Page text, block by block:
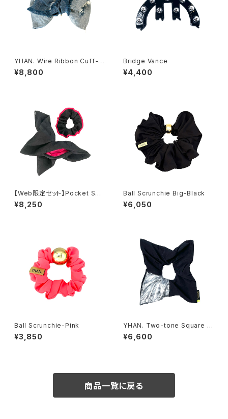
YHAN. Wire Ribbon Cuff-D
ENIM
¥8,800
Bridge Vance
¥4,400
【Web限定セット】Pocket Squ
are Scrunchie & minishush
u set -BLACK
¥8,250
Ball Scrunchie Big-Black
¥6,050
Ball Scrunchie-Pink
¥3,850
YHAN. Two-tone Square S
crunchie-BLACK×SILVER
¥6,600
商品一覧に戻る